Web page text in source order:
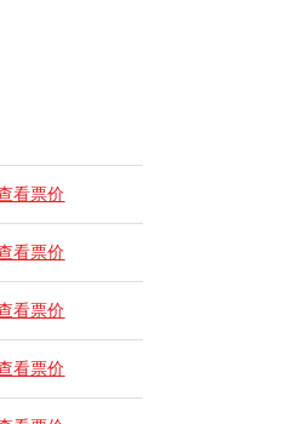
看票价
看票价
看票价
看票价